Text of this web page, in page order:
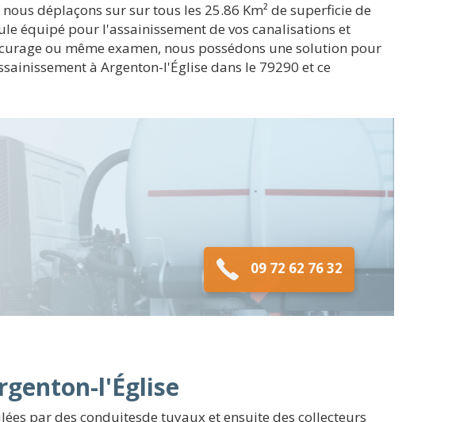
déplaçons sur sur tous les 25.86 Km² de superficie de
équipé pour l'assainissement de vos canalisations et
ou même examen, nous possédons une solution pour
à Argenton-l'Église dans le 79290 et ce
09 72 62 76 32
l'Église
par des conduitesde tuyaux et ensuite des collecteurs